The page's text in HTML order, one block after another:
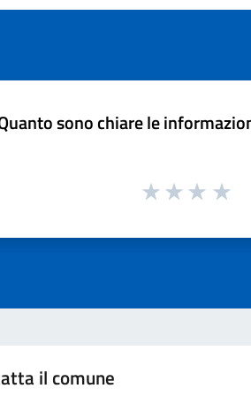
sono chiare le
il comune